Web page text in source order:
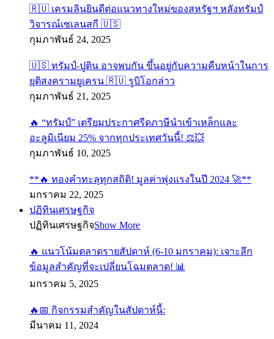
🇷🇺 เครมลินยินดีต่อแนวทางใหม่ของสหรัฐฯ หลังทรัมป์
วิจารณ์เซเลนสกี 🇺🇸
กุมภาพันธ์ 24, 2025
🇺🇸 ทรัมป์-ปูติน อาจพบกัน ขึ้นอยู่กับความคืบหน้าในการ
ยุติสงครามยูเครน 🇷🇺 รูบิโอกล่าว
กุมภาพันธ์ 21, 2025
🔥 “ทรัมป์” เตรียมประกาศรีดภาษีนำเข้าเหล็กและ
อะลูมิเนียม 25% จากทุกประเทศวันนี้! ⚖️💥
กุมภาพันธ์ 10, 2025
**🔥 ทองคำทะลุทุกสถิติ! มูลค่าพุ่งแรงในปี 2024 🚀**
มกราคม 22, 2025
ปฏิทินเศรษฐกิจ
ปฏิทินเศรษฐกิจShow More
🔥 แนวโน้มตลาดรายสัปดาห์ (6-10 มกราคม): เจาะลึก
ข้อมูลสำคัญที่จะเปลี่ยนโฉมตลาด! 📊
มกราคม 5, 2025
🔥📅 กิจกรรมสำคัญในสัปดาห์นี้:
มีนาคม 11, 2024